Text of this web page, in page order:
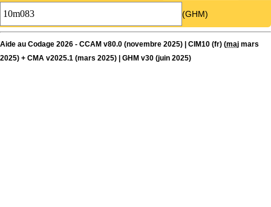
(GHM)
Aide au Codage 2026 - CCAM v80.0 (novembre 2025) | CIM10 (fr) (maj mars
2025) + CMA v2025.1 (mars 2025) | GHM v30 (juin 2025)